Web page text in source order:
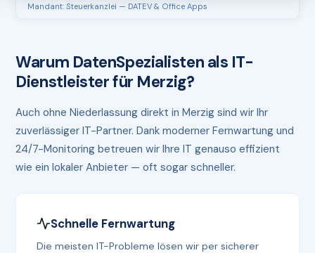
Mandant: Steuerkanzlei — DATEV & Office Apps
Warum DatenSpezialisten als IT-
Dienstleister für Merzig?
Auch ohne Niederlassung direkt in Merzig sind wir Ihr
zuverlässiger IT-Partner. Dank moderner Fernwartung und
24/7-Monitoring betreuen wir Ihre IT genauso effizient
wie ein lokaler Anbieter — oft sogar schneller.
Schnelle Fernwartung
Die meisten IT-Probleme lösen wir per sicherer